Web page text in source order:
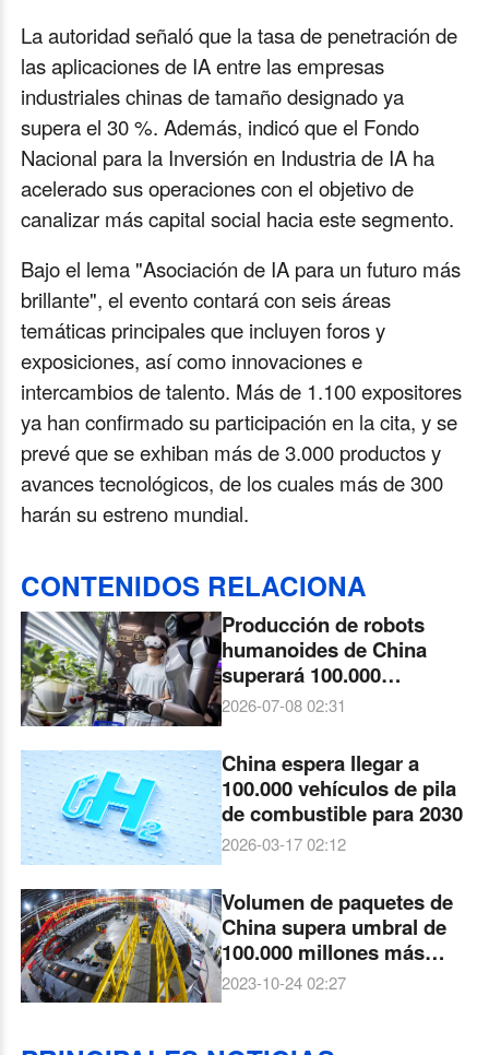
La autoridad señaló que la tasa de penetración de
las aplicaciones de IA entre las empresas
industriales chinas de tamaño designado ya
supera el 30 %. Además, indicó que el Fondo
Nacional para la Inversión en Industria de IA ha
acelerado sus operaciones con el objetivo de
canalizar más capital social hacia este segmento.
Bajo el lema "Asociación de IA para un futuro más
brillante", el evento contará con seis áreas
temáticas principales que incluyen foros y
exposiciones, así como innovaciones e
intercambios de talento. Más de 1.100 expositores
ya han confirmado su participación en la cita, y se
prevé que se exhiban más de 3.000 productos y
avances tecnológicos, de los cuales más de 300
harán su estreno mundial.
CONTENIDOS RELACIONA
Producción de robots
humanoides de China
superará 100.000
unidades este año, según
2026-07-08 02:31
China espera llegar a
100.000 vehículos de pila
de combustible para 2030
2026-03-17 02:12
Volumen de paquetes de
China supera umbral de
100.000 millones más
pronto en 2023
2023-10-24 02:27